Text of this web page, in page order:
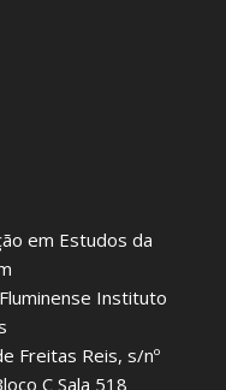
em Estudos da
Instituto
Freitas Reis, s/nº
C Sala 518